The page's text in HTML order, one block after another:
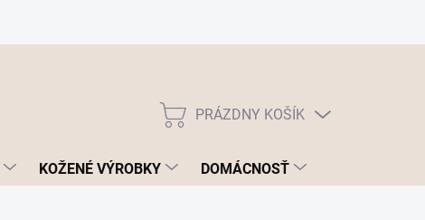
NÁKUPNÝ
PRÁZDNY KOŠÍK
KOŽENÉ VÝROBKY DOMÁCNOSŤ